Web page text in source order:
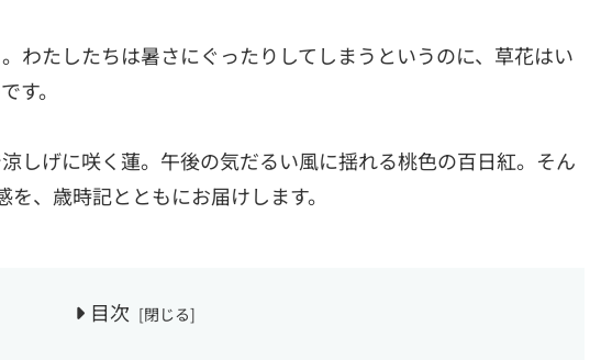
わたしたちは暑さにぐったりしてしまうというのに、草花はい
す。
しげに咲く蓮。午後の気だるい風に揺れる桃色の百日紅。そん
、歳時記とともにお届けします。
目次